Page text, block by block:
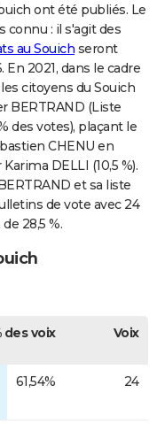
ont été publiés. Le
connu : il s'agit des
au Souich seront
2021, dans le cadre
citoyens du Souich
BERTRAND (Liste
des votes), plaçant le
CHENU en
DELLI (10,5 %).
et sa liste
de vote avec 24
28,5 %.
des voix Voix
61,54% 24